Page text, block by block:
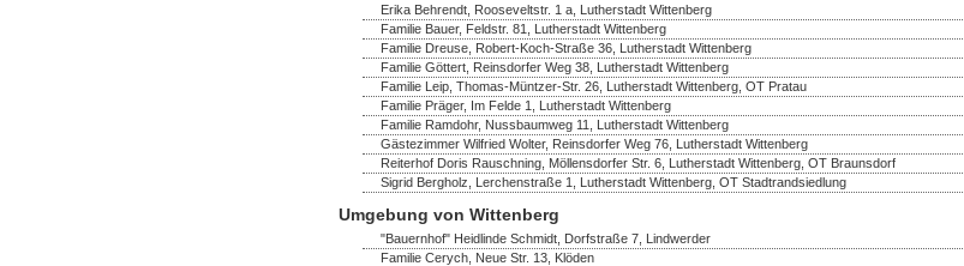
Erika Behrendt, Rooseveltstr. 1 a, Lutherstadt Wittenberg
Familie Bauer, Feldstr. 81, Lutherstadt Wittenberg
Familie Dreuse, Robert-Koch-Straße 36, Lutherstadt Wittenberg
Familie Göttert, Reinsdorfer Weg 38, Lutherstadt Wittenberg
Familie Leip, Thomas-Müntzer-Str. 26, Lutherstadt Wittenberg, OT Pratau
Familie Präger, Im Felde 1, Lutherstadt Wittenberg
Familie Ramdohr, Nussbaumweg 11, Lutherstadt Wittenberg
Gästezimmer Wilfried Wolter, Reinsdorfer Weg 76, Lutherstadt Wittenberg
Reiterhof Doris Rauschning, Möllensdorfer Str. 6, Lutherstadt Wittenberg, OT Braunsdorf
Sigrid Bergholz, Lerchenstraße 1, Lutherstadt Wittenberg, OT Stadtrandsiedlung
Umgebung von Wittenberg
"Bauernhof" Heidlinde Schmidt, Dorfstraße 7, Lindwerder
Familie Cerych, Neue Str. 13, Klöden